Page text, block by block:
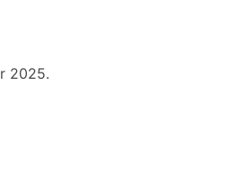
2025.